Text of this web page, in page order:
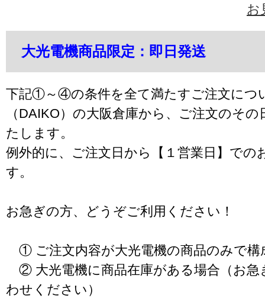
お
大光電機商品限定：即日発送
下記①～④の条件を全て満たすご注文につ
（DAIKO）の大阪倉庫から、ご注文のそ
たします。
例外的に、ご注文日から【１営業日】での
す。
お急ぎの方、どうぞご利用ください！
① ご注文内容が大光電機の商品のみで構
② 大光電機に商品在庫がある場合（お急
わせください）